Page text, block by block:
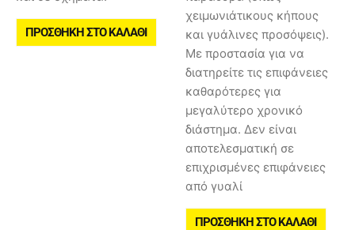
ΠΡΟΣΘΉΚΗ ΣΤΟ ΚΑΛΆΘΙ
χειμωνιάτικους κήπους
και γυάλινες προσόψεις).
Με προστασία για να
διατηρείτε τις επιφάνειες
καθαρότερες για
μεγαλύτερο χρονικό
διάστημα. Δεν είναι
αποτελεσματική σε
επιχρισμένες επιφάνειες
από γυαλί
ΠΡΟΣΘΉΚΗ ΣΤΟ ΚΑΛΆΘΙ